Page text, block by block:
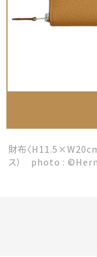
Log in or
財布〈H11.5×W20cm
ス） photo :